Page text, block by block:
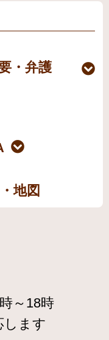
・弁護
地図
～18時
します